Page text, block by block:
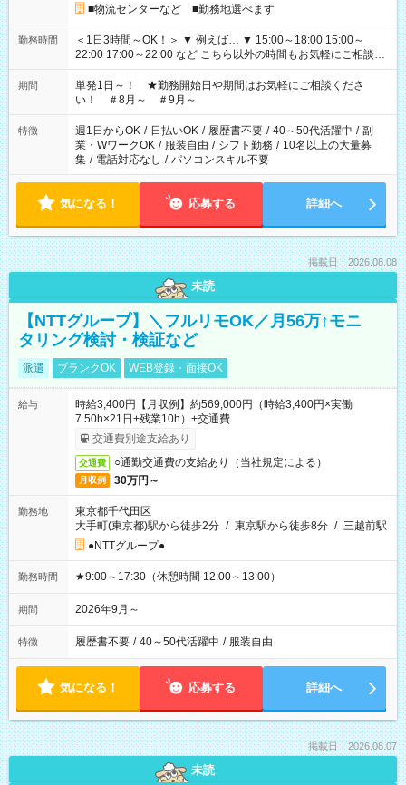
■物流センターなど ■勤務地選べます
勤務時間
＜1日3時間～OK！＞ ▼ 例えば… ▼ 15:00～18:00 15:00～
22:00 17:00～22:00 など こちら以外の時間もお気軽にご相談く
ださい！
期間
単発1日～！ ★勤務開始日や期間はお気軽にご相談くださ
い！ ＃8月～ ＃9月～
特徴 週1日からOK / 日払いOK / 履歴書不要 / 40～50代活躍中 / 副
業・WワークOK / 服装自由 / シフト勤務 / 10名以上の大量募
集 / 電話対応なし / パソコンスキル不要
気になる！ 応募する 詳細へ
掲載日：2026.08.08
未読
【NTTグループ】＼フルリモOK／月56万↑モニ
タリング検討・検証など
派遣 ブランクOK WEB登録・面接OK
給与
時給3,400円【月収例】約569,000円（時給3,400円×実働
7.50h×21日+残業10h）+交通費
交通費別途支給あり
交通費 ○通勤交通費の支給あり（当社規定による）
月収例 30万円～
勤務地
東京都千代田区
大手町(東京都)駅から徒歩2分 / 東京駅から徒歩8分 / 三越前駅
●NTTグループ●
勤務時間 ★9:00～17:30（休憩時間 12:00～13:00）
期間 2026年9月～
特徴 履歴書不要 / 40～50代活躍中 / 服装自由
気になる！ 応募する 詳細へ
掲載日：2026.08.07
未読